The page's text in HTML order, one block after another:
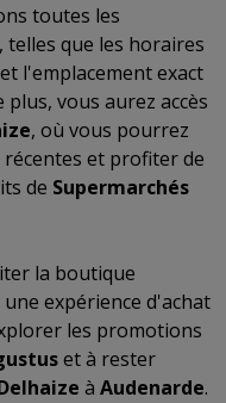
toutes les
, telles que les horaires
l'emplacement exact
plus, vous aurez accès
, où vous pourrez
et profiter de
de Supermarchés
la boutique
expérience d'achat
les promotions
et à rester
à Audenarde.